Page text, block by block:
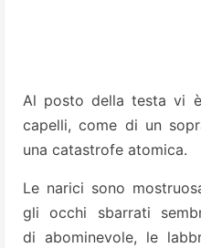
Al posto della testa vi
capelli, come di un
una catastrofe atomica.
Le narici sono
gli occhi sbarrati
di abominevole, le